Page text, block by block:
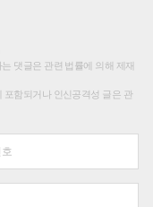
댓글은 관련 법률에 의해 제재
포함되거나 인신공격성 글은 관